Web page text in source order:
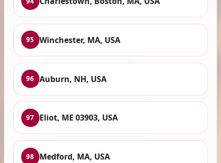
95 Winchester, MA, USA
96 Auburn, NH, USA
97 Eliot, ME 03903, USA
98 Medford, MA, USA